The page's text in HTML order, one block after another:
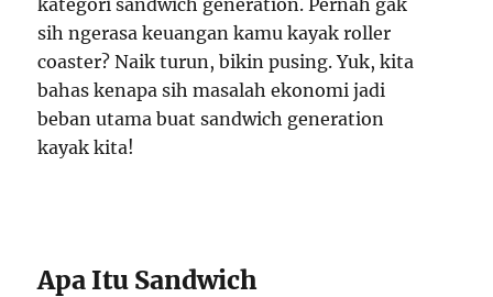
kategori sandwich generation. Pernah gak
sih ngerasa keuangan kamu kayak roller
coaster? Naik turun, bikin pusing. Yuk, kita
bahas kenapa sih masalah ekonomi jadi
beban utama buat sandwich generation
kayak kita!
Apa Itu Sandwich